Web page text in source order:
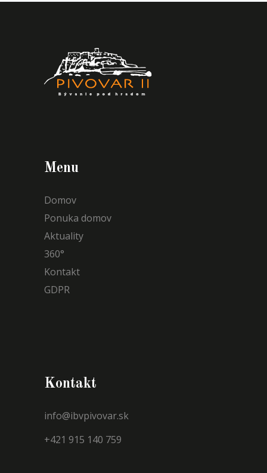
Menu
Domov
Ponuka domov
Aktuality
360°
Kontakt
GDPR
Kontakt
info@ibvpivovar.sk
+421 915 140 759